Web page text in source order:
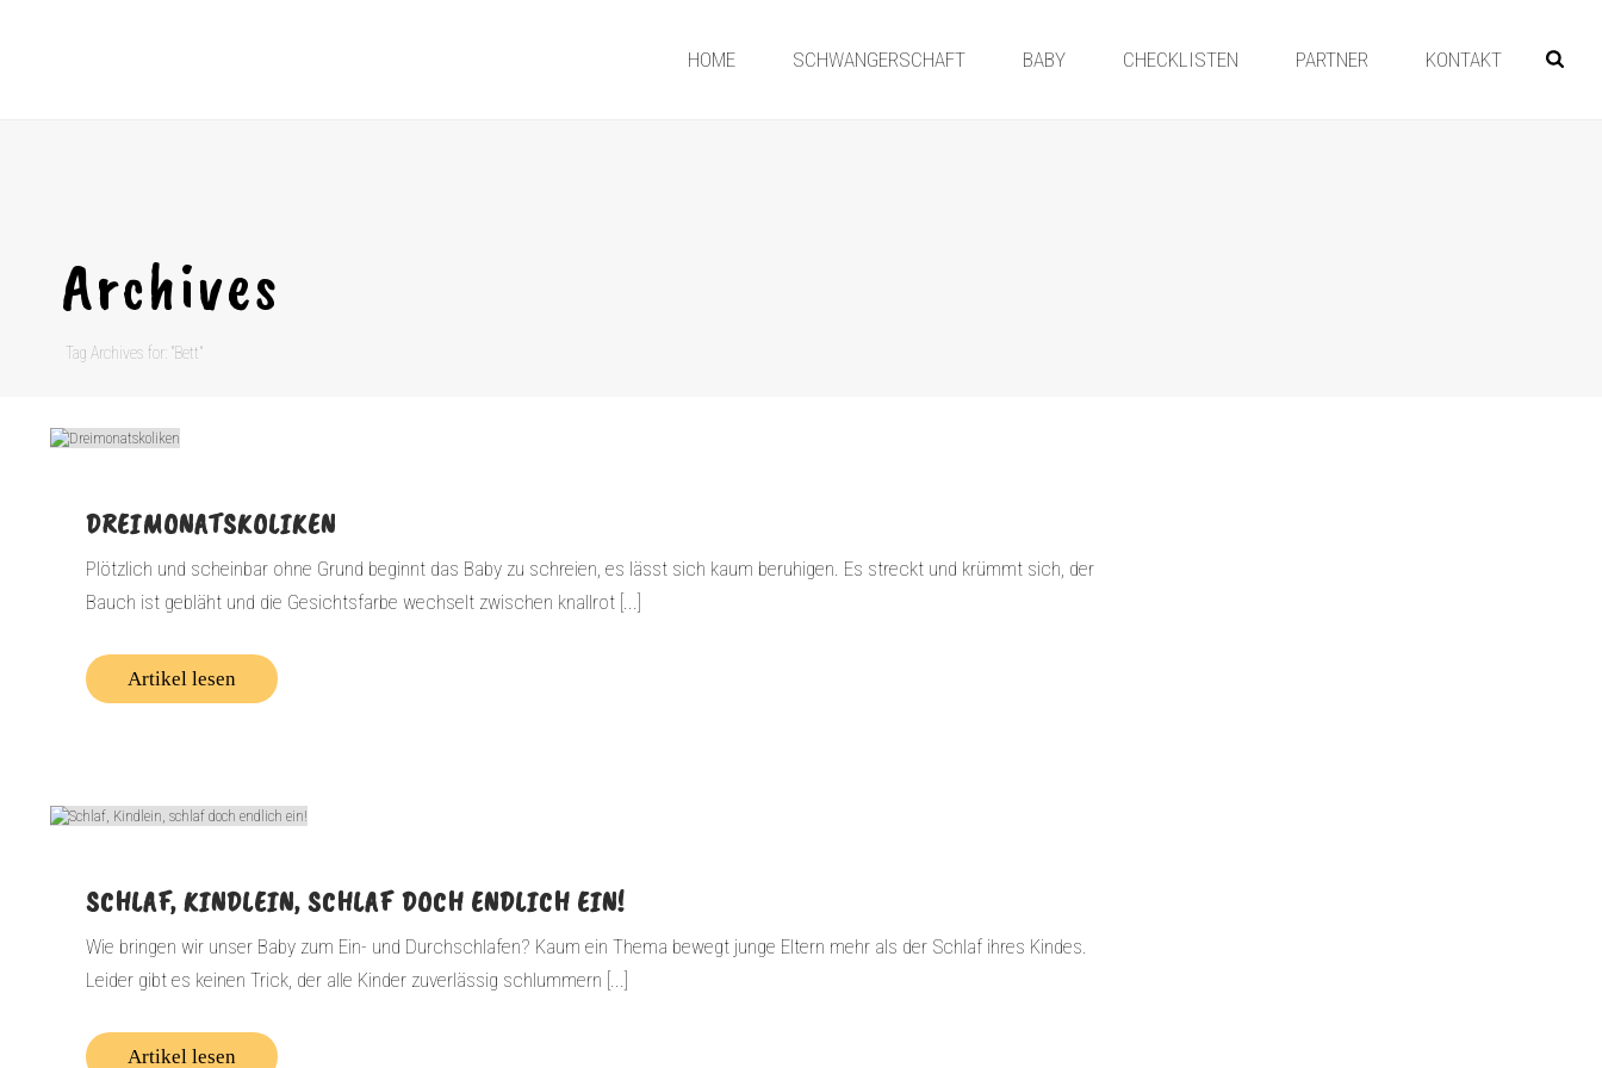
HOME SCHWANGERSCHAFT BABY CHECKLISTEN PARTNER KONTAKT
Archives
Tag Archives for: "Bett"
DREIMONATSKOLIKEN
Plötzlich und scheinbar ohne Grund beginnt das Baby zu schreien, es lässt sich kaum beruhigen. Es streckt und krümmt sich, der
Bauch ist gebläht und die Gesichtsfarbe wechselt zwischen knallrot [...]
Artikel lesen
SCHLAF, KINDLEIN, SCHLAF DOCH ENDLICH EIN!
Wie bringen wir unser Baby zum Ein- und Durchschlafen? Kaum ein Thema bewegt junge Eltern mehr als der Schlaf ihres Kindes.
Leider gibt es keinen Trick, der alle Kinder zuverlässig schlummern [...]
Artikel lesen